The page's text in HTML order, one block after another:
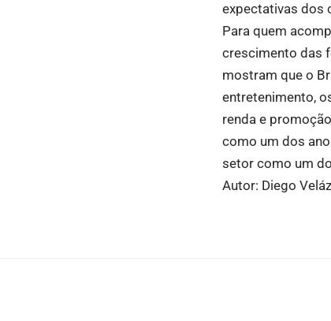
expectativas dos
Para quem
crescimento das
mostram que o
entretenimento,
renda e
como um dos
setor como um
Autor: Diego